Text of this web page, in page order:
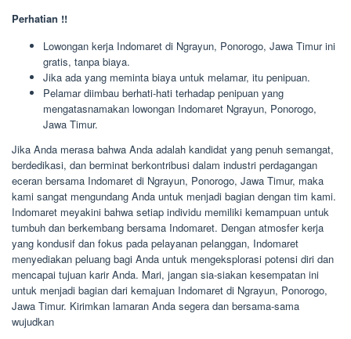
Perhatian !!
Lowongan kerja Indomaret di Ngrayun, Ponorogo, Jawa Timur ini
gratis, tanpa biaya.
Jika ada yang meminta biaya untuk melamar, itu penipuan.
Pelamar diimbau berhati-hati terhadap penipuan yang
mengatasnamakan lowongan Indomaret Ngrayun, Ponorogo,
Jawa Timur.
Jika Anda merasa bahwa Anda adalah kandidat yang penuh semangat,
berdedikasi, dan berminat berkontribusi dalam industri perdagangan
eceran bersama Indomaret di Ngrayun, Ponorogo, Jawa Timur, maka
kami sangat mengundang Anda untuk menjadi bagian dengan tim kami.
Indomaret meyakini bahwa setiap individu memiliki kemampuan untuk
tumbuh dan berkembang bersama Indomaret. Dengan atmosfer kerja
yang kondusif dan fokus pada pelayanan pelanggan, Indomaret
menyediakan peluang bagi Anda untuk mengeksplorasi potensi diri dan
mencapai tujuan karir Anda. Mari, jangan sia-siakan kesempatan ini
untuk menjadi bagian dari kemajuan Indomaret di Ngrayun, Ponorogo,
Jawa Timur. Kirimkan lamaran Anda segera dan bersama-sama
wujudkan